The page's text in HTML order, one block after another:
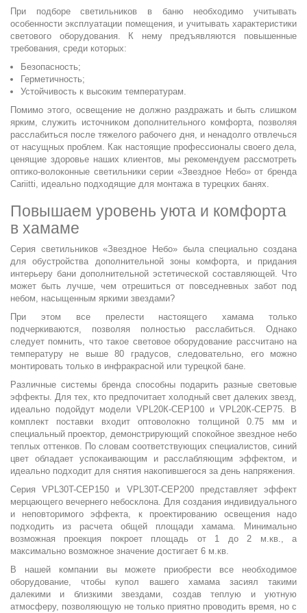
При подборе светильников в баню необходимо учитывать
особенности эксплуатации помещения, и учитывать характеристики
светового оборудования. К нему предъявляются повышенные
требования, среди которых:
Безопасность;
Герметичность;
Устойчивость к высоким температурам.
Помимо этого, освещение не должно раздражать и быть слишком
ярким, служить источником дополнительного комфорта, позволяя
расслабиться после тяжелого рабочего дня, и ненадолго отвлечься
от насущных проблем. Как настоящие профессионалы своего дела,
ценящие здоровье наших клиентов, мы рекомендуем рассмотреть
оптико-волоконные светильники серии «Звездное Небо» от бренда
Cariitti, идеально подходящие для монтажа в турецких банях.
Повышаем уровень уюта и комфорта
в хамаме
Серия светильников «Звездное Небо» была специально создана
для обустройства дополнительной зоны комфорта, и придания
интерьеру бани дополнительной эстетической составляющей. Что
может быть лучше, чем отрешиться от повседневных забот под
небом, насыщенным яркими звездами?
При этом все прелести настоящего хамама только
подчеркиваются, позволяя полностью расслабиться. Однако
следует помнить, что такое световое оборудование рассчитано на
температуру не выше 80 градусов, следовательно, его можно
монтировать только в инфракрасной или турецкой бане.
Различные системы бренда способны подарить разные световые
эффекты. Для тех, кто предпочитает холодный свет далеких звезд,
идеально подойдут модели VPL20К-CEP100 и VPL20К-CEP75. В
комплект поставки входит оптоволокно толщиной 0.75 мм и
специальный проектор, демонстрирующий спокойное звездное небо
теплых оттенков. По словам соответствующих специалистов, синий
цвет обладает успокаивающим и расслабляющим эффектом, и
идеально подходит для снятия накопившегося за день напряжения.
Серия VPL30T-CEP150 и VPL30T-CEP200 представляет эффект
мерцающего вечернего небосклона. Для создания индивидуального
и неповторимого эффекта, к проектированию освещения надо
подходить из расчета общей площади хамама. Минимально
возможная проекция покроет площадь от 1 до 2 м.кв., а
максимально возможное значение достигает 6 м.кв.
В нашей компании вы можете приобрести все необходимое
оборудование, чтобы купол вашего хамама засиял такими
далекими и близкими звездами, создав теплую и уютную
атмосферу, позволяющую не только приятно проводить время, но с